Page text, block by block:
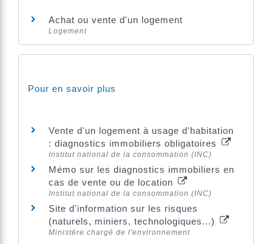
Achat ou vente d'un logement
Logement
Pour en savoir plus
Vente d'un logement à usage d'habitation
: diagnostics immobiliers obligatoires
Institut national de la consommation (INC)
Mémo sur les diagnostics immobiliers en
cas de vente ou de location
Institut national de la consommation (INC)
Site d'information sur les risques
(naturels, miniers, technologiques...)
Ministère chargé de l'environnement